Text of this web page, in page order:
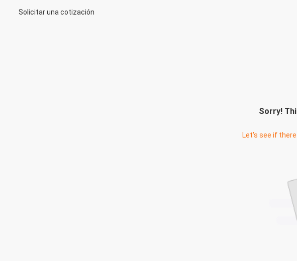
Solicitar una cotización
Sorry!
Let's see if